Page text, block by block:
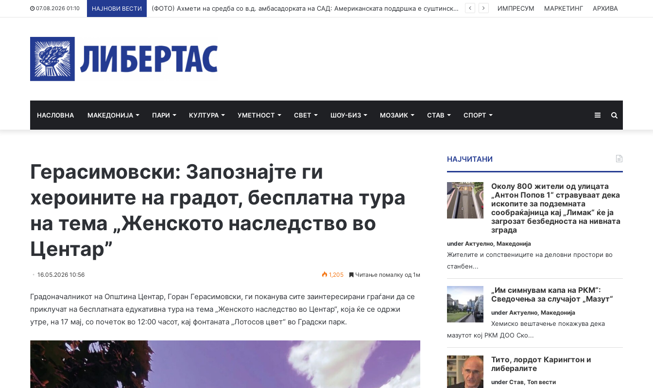
07.08.2026 01:10 НАЈНОВИ ВЕСТИ (ФОТО) Ахмети на средба со в.д. амбасадорката на САД: Американската поддршка е суштинска за зачувување на духот на Охридскиот договор ИМПРЕСУМ МАРКЕТИНГ АРХИВА
НАСЛОВНА МАКЕДОНИЈА ПАРИ КУЛТУРА УМЕТНОСТ СВЕТ ШОУ-БИЗ МОЗАИК СТАВ СПОРТ Sidebar
Герасимовски: Запознајте ги
хероините на градот, бесплатна тура
на тема „Женското наследство во
Центар”
16.05.2026 10:56 1,205 Читање помалку од 1м
Градоначалникот на Општина Центар, Горан Герасимовски, ги поканува сите заинтересирани граѓани да се
приклучат на бесплатната едукативна тура на тема „Женското наследство во Центар“, која ќе се одржи
утре, на 17 мај, со почеток во 12:00 часот, кај фонтаната „Лотосов цвет“ во Градски парк.
НАЈЧИТАНИ
Околу 800 жители од улицата
„Антон Попов 1“ стравуваат дека
ископите за подземната
сообраќајница кај „Лимак“ ќе ја
загрозат безбедноста на нивната
зграда
underАктуелно,Македонија
Жителите и сопствениците на деловни простори во
станбен...
„Им симнувам капа на РКМ“:
Сведочења за случајот „Мазут“
underАктуелно,Македонија
Хемиско вештачење покажува дека
мазутот кој РКМ ДОО Ско...
Тито, лордот Карингтон и
либералите
underСтав,Топ вести